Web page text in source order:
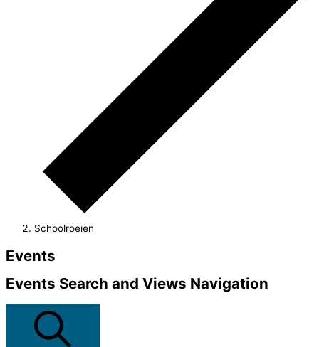
Schoolroeien
Events
Events Search and Views Navigation